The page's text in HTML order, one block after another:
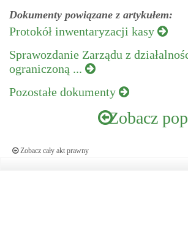
Dokumenty powiązane z artykułem:
Protokół inwentaryzacji kasy
Sprawozdanie Zarządu z
ograniczoną ...
Pozostałe dokumenty
Zobacz
Zobacz cały akt prawny